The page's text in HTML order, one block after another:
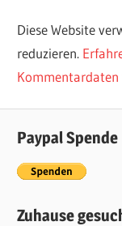
Diese Website
reduzieren.
Paypal Spende
Zuhause